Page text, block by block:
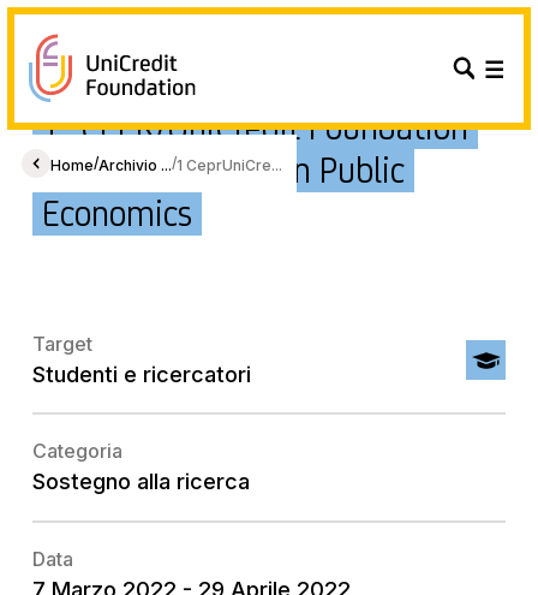
Home/Archivio .../1 CeprUniCre...
1° CEPR/UniCredit Foundation
Best Paper Prize on Public
Economics
Target
Studenti e ricercatori
Categoria
Sostegno alla ricerca
Data
7 Marzo 2022 - 29 Aprile 2022